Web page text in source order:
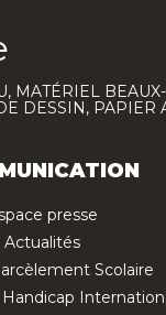
MATÉRIEL BEAUX-
DESSIN, PAPIER
presse
Actualités
Scolaire